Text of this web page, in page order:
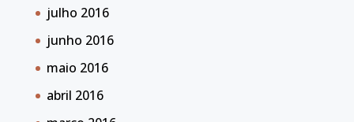
julho 2016
junho 2016
maio 2016
abril 2016